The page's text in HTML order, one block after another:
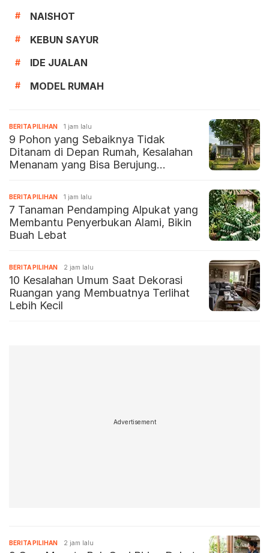
# NAISHOT
# KEBUN SAYUR
# IDE JUALAN
# MODEL RUMAH
BERITA PILIHAN 1 jam lalu
9 Pohon yang Sebaiknya Tidak
Ditanam di Depan Rumah, Kesalahan
Menanam yang Bisa Berujung
BERITA PILIHAN 1 jam lalu
7 Tanaman Pendamping Alpukat yang
Membantu Penyerbukan Alami, Bikin
Buah Lebat
BERITA PILIHAN 2 jam lalu
10 Kesalahan Umum Saat Dekorasi
Ruangan yang Membuatnya Terlihat
Lebih Kecil
Advertisement
BERITA PILIHAN 2 jam lalu